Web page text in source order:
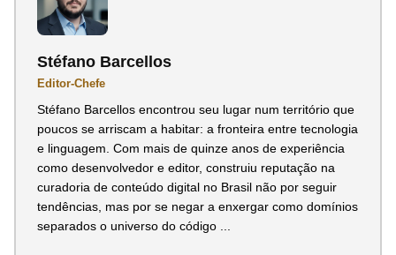
Stéfano Barcellos
Editor-Chefe
Stéfano Barcellos encontrou seu lugar num território que
poucos se arriscam a habitar: a fronteira entre tecnologia
e linguagem. Com mais de quinze anos de experiência
como desenvolvedor e editor, construiu reputação na
curadoria de conteúdo digital no Brasil não por seguir
tendências, mas por se negar a enxergar como domínios
separados o universo do código ...